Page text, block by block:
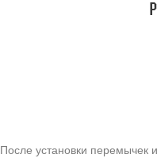
После установки перемычек